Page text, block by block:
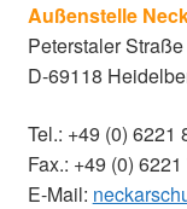
Außenstelle
Peterstaler
D-69118
Tel.: +49 (0) 6221
Fax.: +49 (0)
E-Mail: